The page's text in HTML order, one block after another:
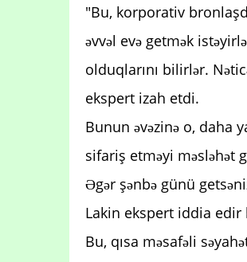
"Bu, korporativ
əvvəl evə getmək
olduqlarını bilirlər.
ekspert izah etdi.
Bunun əvəzinə o, daha
sifariş etməyi məsləhət
Əgər şənbə günü
Lakin ekspert iddia edir
Bu, qısa məsafəli